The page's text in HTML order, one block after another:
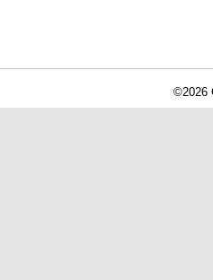
©2026